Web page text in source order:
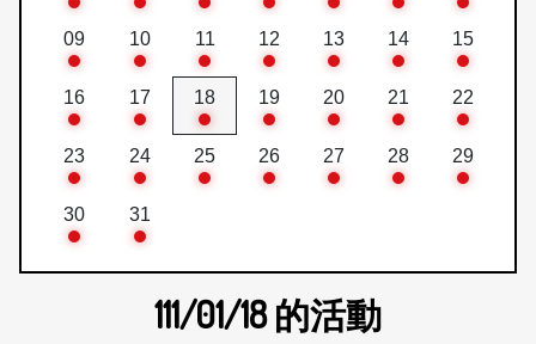
09 10 11 12 13 14 15
16 17 18 19 20 21 22
23 24 25 26 27 28 29
30 31
111/01/18的活動